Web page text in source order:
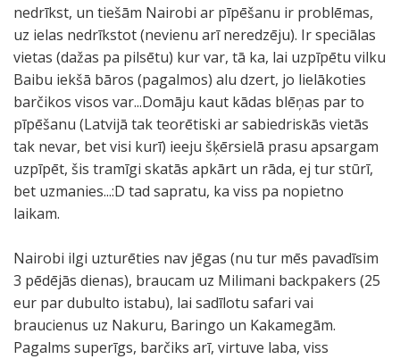
nedrīkst, un tiešām Nairobi ar pīpēšanu ir problēmas,
uz ielas nedrīkstot (nevienu arī neredzēju). Ir speciālas
vietas (dažas pa pilsētu) kur var, tā ka, lai uzpīpētu vilku
Baibu iekšā bāros (pagalmos) alu dzert, jo lielākoties
barčikos visos var...Domāju kaut kādas blēņas par to
pīpēšanu (Latvijā tak teorētiski ar sabiedriskās vietās
tak nevar, bet visi kurī) ieeju šķērsielā prasu apsargam
uzpīpēt, šis tramīgi skatās apkārt un rāda, ej tur stūrī,
bet uzmanies...:D tad sapratu, ka viss pa nopietno
laikam.
Nairobi ilgi uzturēties nav jēgas (nu tur mēs pavadīsim
3 pēdējās dienas), braucam uz Milimani backpakers (25
eur par dubulto istabu), lai sadīlotu safari vai
braucienus uz Nakuru, Baringo un Kakamegām.
Pagalms superīgs, barčiks arī, virtuve laba, viss